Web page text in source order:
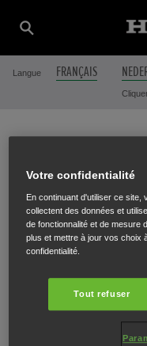
Langue FRANÇAIS
Rue de la station 29,
Votre confidentialité
En continuant d'utiliser ce
collectent des données et
de fonctionnalité et de mesure
plus et mettre à jour vos choix
confidentialité.
Tout refuser